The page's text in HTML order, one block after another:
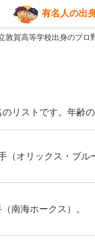
有名人の出
敦賀高等学校出身のプロ
リストです。年齢
オリックス・ブル
南海ホークス）。